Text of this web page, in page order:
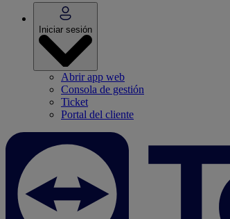
Iniciar sesión
Abrir app web
Consola de gestión
Ticket
Portal del cliente